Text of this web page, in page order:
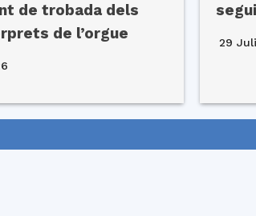
de trobada dels
de l’orgue
29